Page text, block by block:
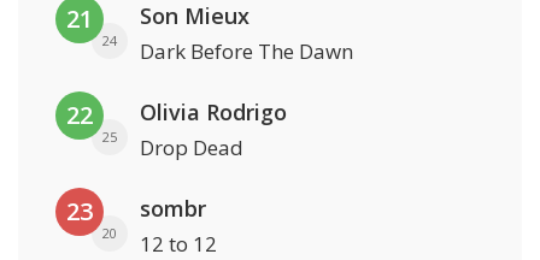
21
24
Son Mieux
Dark Before The Dawn
22
25
Olivia Rodrigo
Drop Dead
23
20
sombr
12 to 12